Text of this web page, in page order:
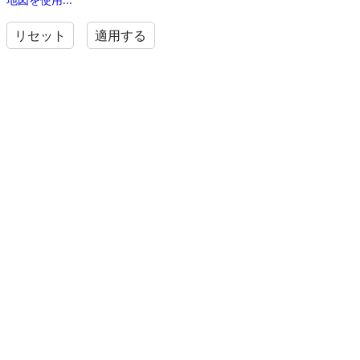
リセット 適用する